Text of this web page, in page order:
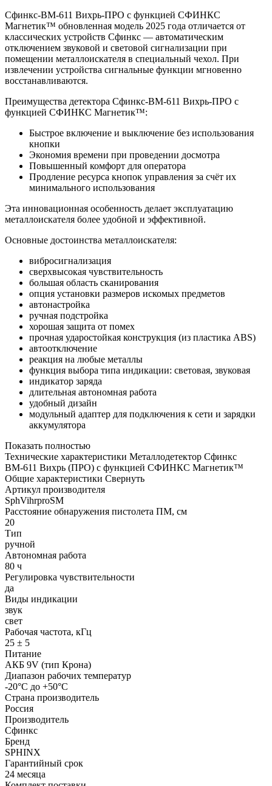
Сфинкс-ВМ-611 Вихрь-ПРО с функцией СФИНКС
Магнетик™ обновленная модель 2025 года отличается от
классических устройств Сфинкс — автоматическим
отключением звуковой и световой сигнализации при
помещении металлоискателя в специальный чехол. При
извлечении устройства сигнальные функции мгновенно
восстанавливаются.
Преимущества детектора Сфинкс-ВМ-611 Вихрь-ПРО с
функцией СФИНКС Магнетик™:
Быстрое включение и выключение без использования
кнопки
Экономия времени при проведении досмотра
Повышенный комфорт для оператора
Продление ресурса кнопок управления за счёт их
минимального использования
Эта инновационная особенность делает эксплуатацию
металлоискателя более удобной и эффективной.
Основные достоинства металлоискателя:
вибросигнализация
сверхвысокая чувствительность
большая область сканирования
опция установки размеров искомых предметов
автонастройка
ручная подстройка
хорошая защита от помех
прочная ударостойкая конструкция (из пластика ABS)
автоотключение
реакция на любые металлы
функция выбора типа индикации: световая, звуковая
индикатор заряда
длительная автономная работа
удобный дизайн
модульный адаптер для подключения к сети и зарядки
аккумулятора
Показать полностью
Технические характеристики Металлодетектор Сфинкс
ВМ-611 Вихрь (ПРО) с функцией СФИНКС Магнетик™
Общие характеристики Свернуть
Артикул производителя
SphVihrproSM
Расстояние обнаружения пистолета ПМ, см
20
Тип
ручной
Автономная работа
80 ч
Регулировка чувствительности
да
Виды индикации
звук
свет
Рабочая частота, кГц
25 ± 5
Питание
АКБ 9V (тип Крона)
Диапазон рабочих температур
-20°С до +50°С
Страна производитель
Россия
Производитель
Сфинкс
Бренд
SPHINX
Гарантийный срок
24 месяца